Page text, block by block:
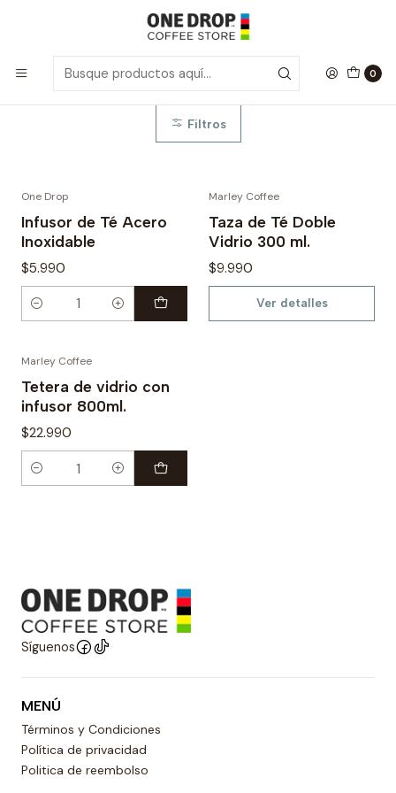
0
Inicio Accesorios Té
Accesorios Té
Filtros
One Drop
Infusor de Té Acero
Inoxidable
$5.990
Cantidad
Marley Coffee
Taza de Té Doble
Vidrio 300 ml.
$9.990
Ver detalles
Marley Coffee
Tetera de vidrio con
infusor 800ml.
$22.990
Cantidad
Síguenos
MENÚ
Términos y Condiciones
Política de privacidad
Politica de reembolso